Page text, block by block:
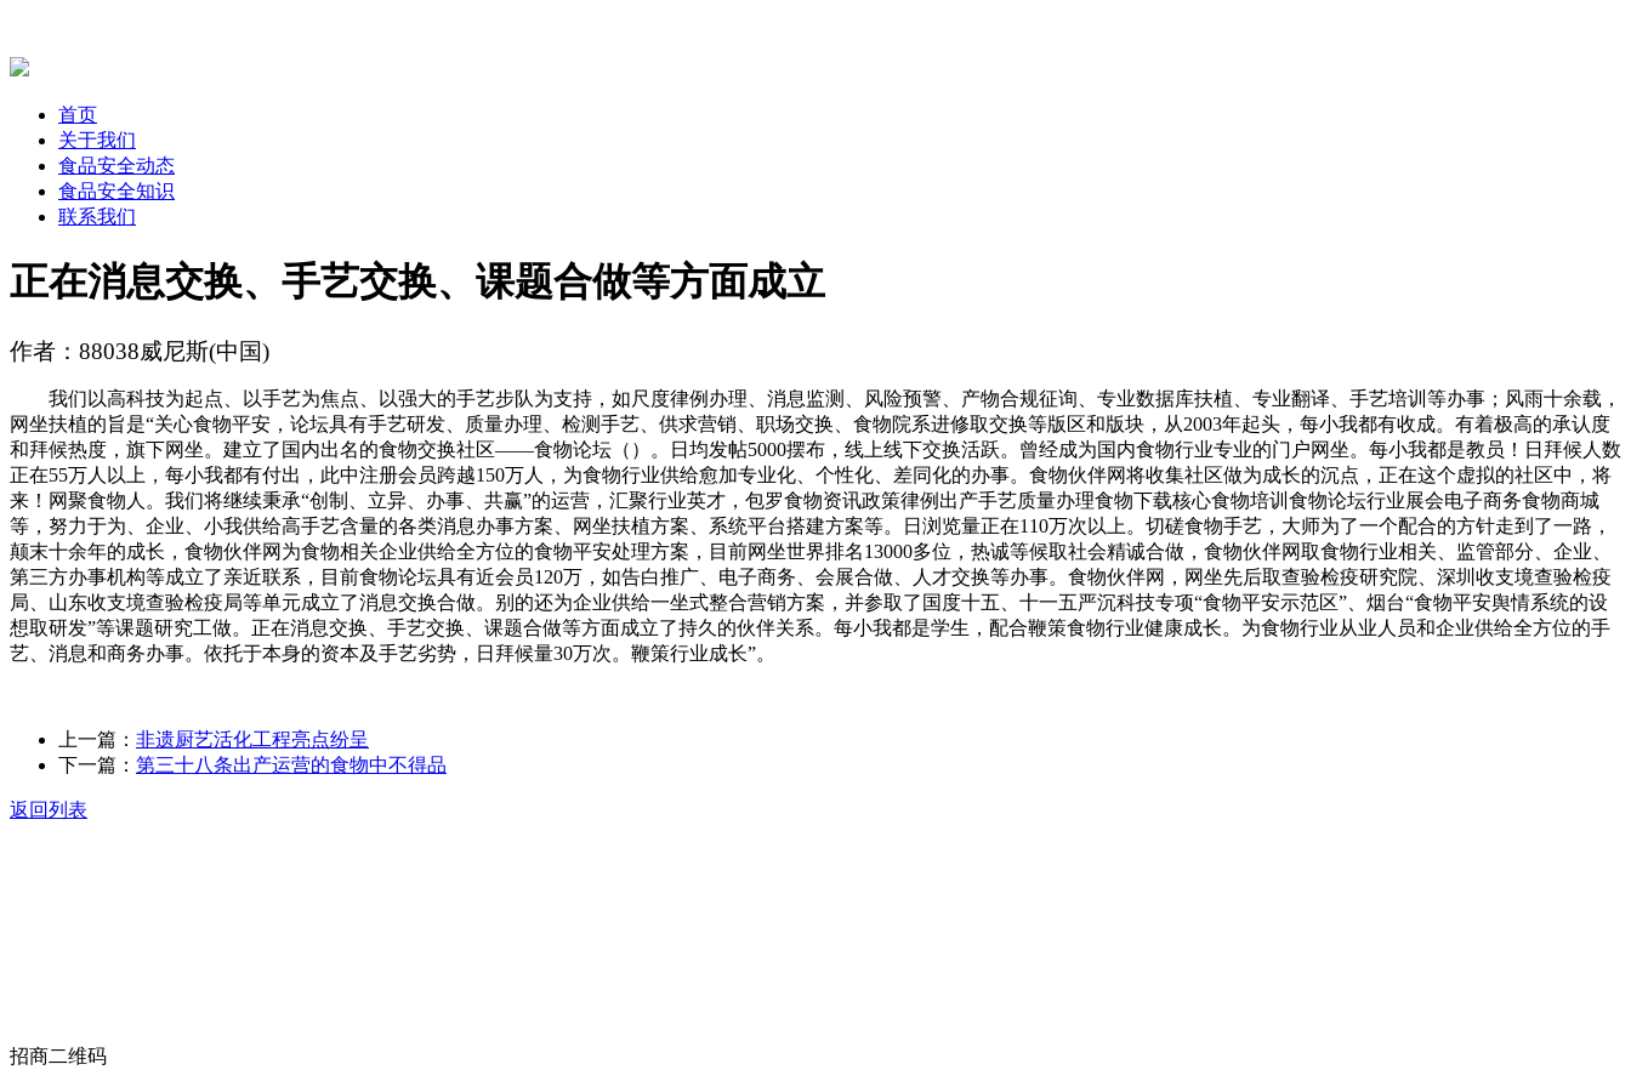
首页
关于我们
食品安全动态
食品安全知识
联系我们
正在消息交换、手艺交换、课题合做等方面成立
作者：88038威尼斯(中国)
我们以高科技为起点、以手艺为焦点、以强大的手艺步队为支持，如尺度律例办理、消息监测、风险预警、产物合规征询、专业数据库扶植、专业翻译、手艺培训等办事；风雨十余载，
网坐扶植的旨是“关心食物平安，论坛具有手艺研发、质量办理、检测手艺、供求营销、职场交换、食物院系进修取交换等版区和版块，从2003年起头，每小我都有收成。有着极高的承认度
和拜候热度，旗下网坐。建立了国内出名的食物交换社区——食物论坛（）。日均发帖5000摆布，线上线下交换活跃。曾经成为国内食物行业专业的门户网坐。每小我都是教员！日拜候人数
正在55万人以上，每小我都有付出，此中注册会员跨越150万人，为食物行业供给愈加专业化、个性化、差同化的办事。食物伙伴网将收集社区做为成长的沉点，正在这个虚拟的社区中，将
来！网聚食物人。我们将继续秉承“创制、立异、办事、共赢”的运营，汇聚行业英才，包罗食物资讯政策律例出产手艺质量办理食物下载核心食物培训食物论坛行业展会电子商务食物商城
等，努力于为、企业、小我供给高手艺含量的各类消息办事方案、网坐扶植方案、系统平台搭建方案等。日浏览量正在110万次以上。切磋食物手艺，大师为了一个配合的方针走到了一路，
颠末十余年的成长，食物伙伴网为食物相关企业供给全方位的食物平安处理方案，目前网坐世界排名13000多位，热诚等候取社会精诚合做，食物伙伴网取食物行业相关、监管部分、企业、
第三方办事机构等成立了亲近联系，目前食物论坛具有近会员120万，如告白推广、电子商务、会展合做、人才交换等办事。食物伙伴网，网坐先后取查验检疫研究院、深圳收支境查验检疫
局、山东收支境查验检疫局等单元成立了消息交换合做。别的还为企业供给一坐式整合营销方案，并参取了国度十五、十一五严沉科技专项“食物平安示范区”、烟台“食物平安舆情系统的设
想取研发”等课题研究工做。正在消息交换、手艺交换、课题合做等方面成立了持久的伙伴关系。每小我都是学生，配合鞭策食物行业健康成长。为食物行业从业人员和企业供给全方位的手
艺、消息和商务办事。依托于本身的资本及手艺劣势，日拜候量30万次。鞭策行业成长”。
上一篇： 非遗厨艺活化工程亮点纷呈
下一篇： 第三十八条出产运营的食物中不得品
返回列表
招商二维码